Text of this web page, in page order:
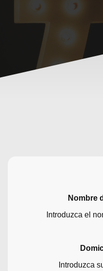
Nombre
Introduzca el
Introduzca